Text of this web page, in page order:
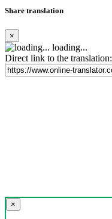
Share translation
×
loading...
Direct link to the translation:
×